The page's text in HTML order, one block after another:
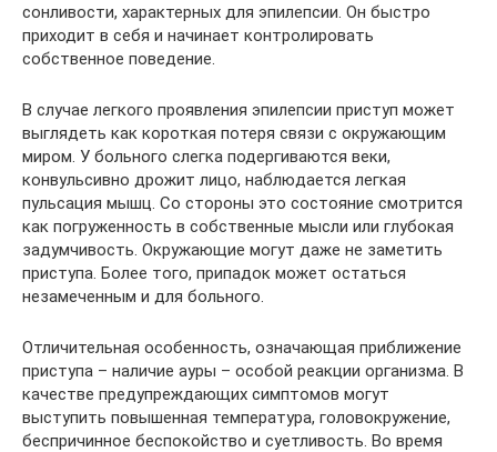
сонливости, характерных для эпилепсии. Он быстро
приходит в себя и начинает контролировать
собственное поведение.
В случае легкого проявления эпилепсии приступ может
выглядеть как короткая потеря связи с окружающим
миром. У больного слегка подергиваются веки,
конвульсивно дрожит лицо, наблюдается легкая
пульсация мышц. Со стороны это состояние смотрится
как погруженность в собственные мысли или глубокая
задумчивость. Окружающие могут даже не заметить
приступа. Более того, припадок может остаться
незамеченным и для больного.
Отличительная особенность, означающая приближение
приступа – наличие ауры – особой реакции организма. В
качестве предупреждающих симптомов могут
выступить повышенная температура, головокружение,
беспричинное беспокойство и суетливость. Во время